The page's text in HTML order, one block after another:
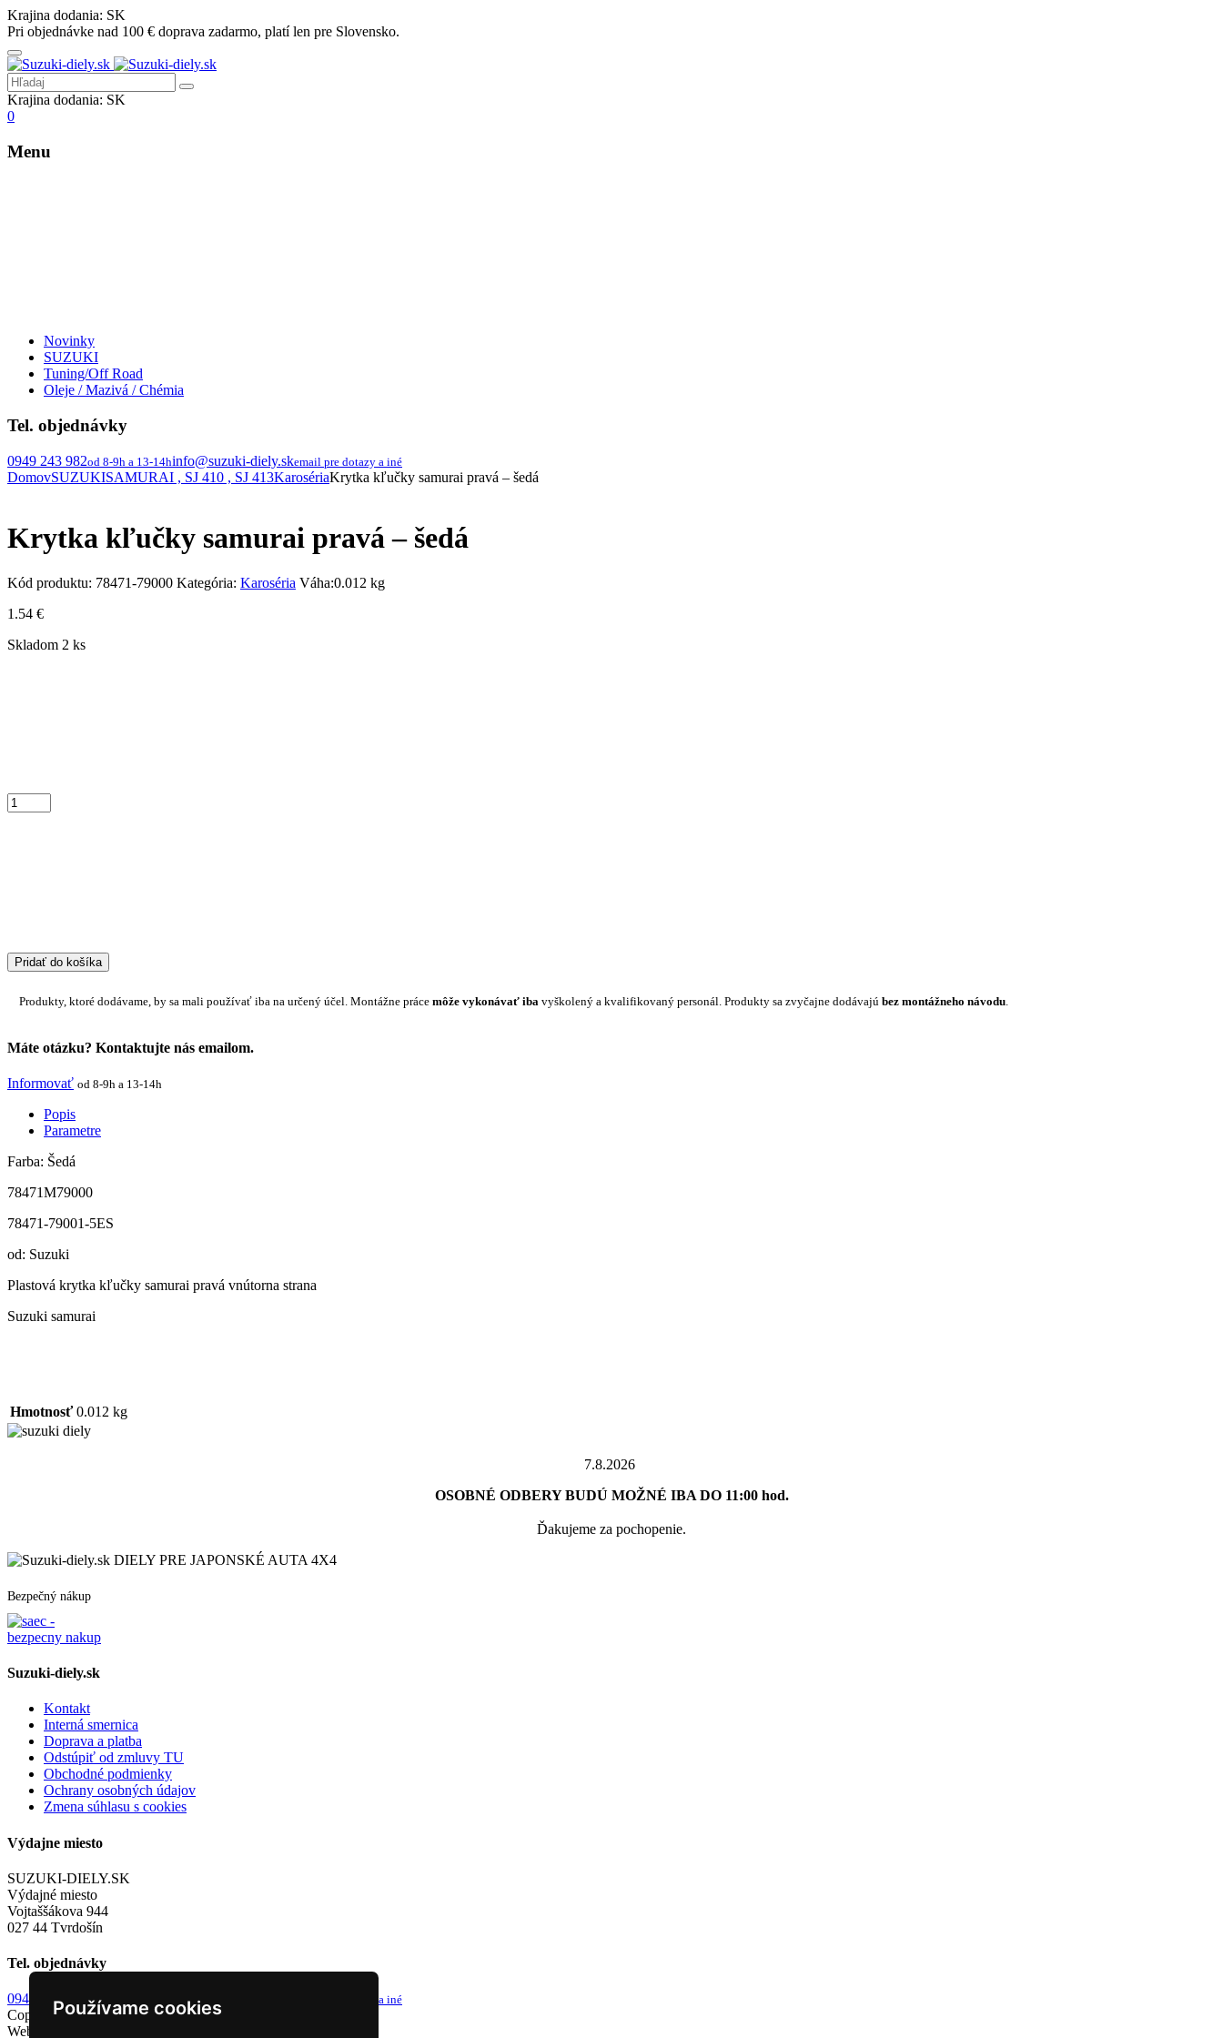
Používame cookies
Krajina dodania: SK
Pri objednávke nad 100 € doprava zadarmo, platí len pre Slovensko.
Krajina dodania: SK
0
Menu
Novinky
SUZUKI
Tuning/Off Road
Oleje / Mazivá / Chémia
Tel. objednávky
0949 243 982od 8-9h a 13-14hinfo@suzuki-diely.skemail pre dotazy a iné
DomovSUZUKISAMURAI , SJ 410 , SJ 413KarosériaKrytka kľučky samurai pravá – šedá
Krytka kľučky samurai pravá – šedá
Kód produktu: 78471-79000 Kategória: Karoséria Váha:0.012 kg
1.54 €
Skladom 2 ks
Pridať do košíka
Produkty, ktoré dodávame, by sa mali používať iba na určený účel. Montážne práce môže vykonávať iba vyškolený a kvalifikovaný personál. Produkty sa zvyčajne dodávajú bez montážneho návodu
Máte otázku? Kontaktujte nás emailom.
Informovať od 8-9h a 13-14h
Popis
Parametre
Farba: Šedá
78471M79000
78471-79001-5ES
od: Suzuki
Plastová krytka kľučky samurai pravá vnútorna strana
Suzuki samurai
Hmotnosť 0.012 kg
7.8.2026
OSOBNÉ ODBERY BUDÚ MOŽNÉ IBA DO 11:00 hod.
Ďakujeme za pochopenie.
DIELY PRE JAPONSKÉ AUTA 4X4
Bezpečný nákup
Suzuki-diely.sk
Kontakt
Interná smernica
Doprava a platba
Odstúpiť od zmluvy TU
Obchodné podmienky
Ochrany osobných údajov
Zmena súhlasu s cookies
Výdajne miesto
SUZUKI-DIELY.SK
Výdajné miesto
Vojtaššákova 944
027 44 Tvrdošín
Tel. objednávky
0949 243 982 od 8-9h a 13-14h info@suzuki-diely.sk email pre dotazy a iné
Copyright © 2026 Suzuki diely. Všetky práva vyhradené.
Webstránky